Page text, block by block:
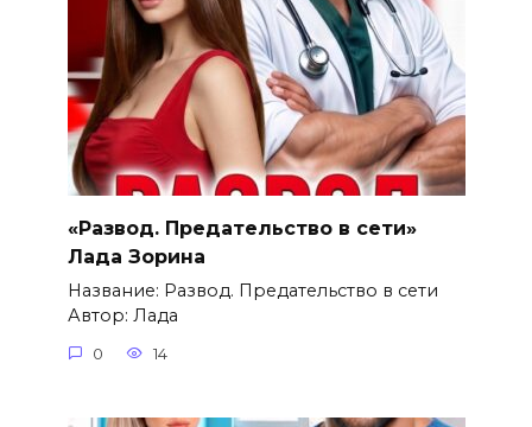
«Развод. Предательство в сети»
Лада Зорина
Название: Развод. Предательство в сети
Автор: Лада
0 14